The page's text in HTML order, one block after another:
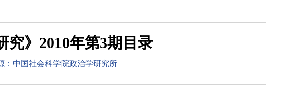
究》2010年第3期目录
：中国社会科学院政治学研究所